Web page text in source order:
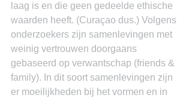
laag is en die geen gedeelde ethische
waarden heeft. (Curaçao dus.) Volgens
onderzoekers zijn samenlevingen met
weinig vertrouwen doorgaans
gebaseerd op verwantschap (friends &
family). In dit soort samenlevingen zijn
er moeilijkheden bij het vormen en in